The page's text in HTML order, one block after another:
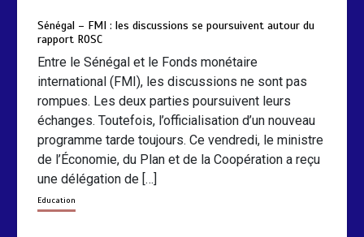
Sénégal – FMI : les discussions se poursuivent autour du
rapport ROSC
Entre le Sénégal et le Fonds monétaire
international (FMI), les discussions ne sont pas
rompues. Les deux parties poursuivent leurs
échanges. Toutefois, l’officialisation d’un nouveau
programme tarde toujours. Ce vendredi, le ministre
de l’Économie, du Plan et de la Coopération a reçu
une délégation de […]
Education